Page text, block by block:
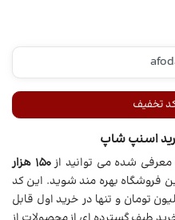
تخفیف
معرفی شده می توانید از
150 هزار
فروشگاه بهره مند شوید. این کد
روی سفارش های بالاتر از 2 میلیون تومان و تنها در خرید اول قابل